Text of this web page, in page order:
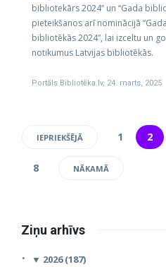
bibliotekārs 2024” un “Gada
pieteikšanos arī nominācijā
bibliotēkās 2024”, lai izceltu un
notikumus Latvijas bibliotēkās.
Portāls Bibliotēka.lv, 24. marts, 2025
IEPRIEKŠĒJĀ 1 2
8 NĀKAMĀ
Ziņu arhīvs
▼ 2026 (187)